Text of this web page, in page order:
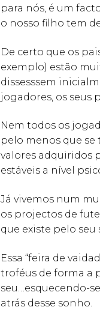
para nós, é um
o nosso filho tem
De certo que os
exemplo) estão
dissesssem
jogadores, os seus
Nem todos os
pelo menos que se
valores adquiridos
estáveis a nível
Já vivemos num
os projectos de
que existe pelo seu
Essa “feira de
troféus de forma a
seu…esquecendo-
atrás desse sonho.